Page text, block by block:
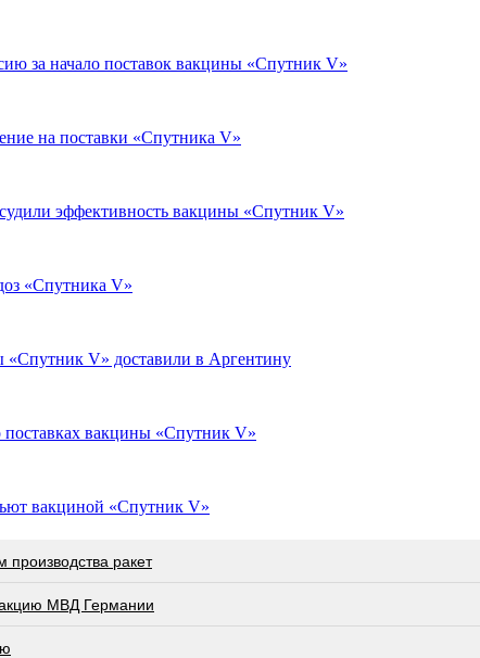
за начало поставок вакцины «Спутник V»
на поставки «Спутника V»
эффективность вакцины «Спутник V»
«Спутника V»
V» доставили в Аргентину
поставках вакцины «Спутник V»
вакциной «Спутник V»
ракет
МВД Германии